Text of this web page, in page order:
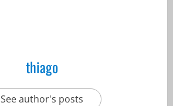
thiago
See author's posts